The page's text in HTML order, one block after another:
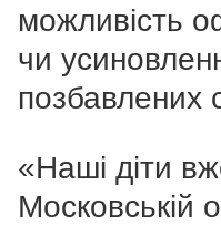
можливість
чи
позбавлених
«Наші діти
Московській